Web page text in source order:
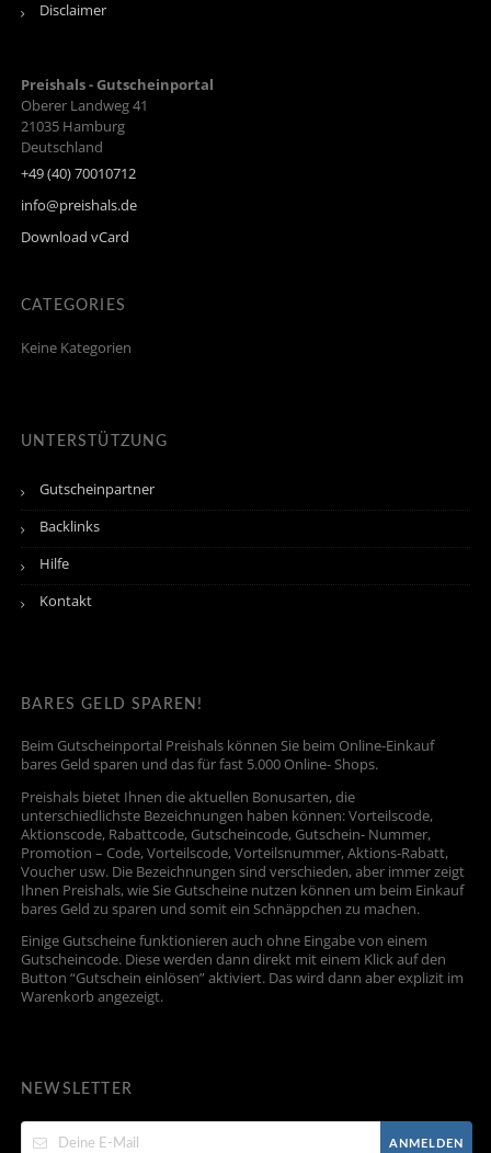
Disclaimer
Preishals - Gutscheinportal
Oberer Landweg 41
21035 Hamburg
Deutschland
+49 (40) 70010712
info@preishals.de
Download vCard
CATEGORIES
Keine Kategorien
UNTERSTÜTZUNG
Gutscheinpartner
Backlinks
Hilfe
Kontakt
BARES GELD SPAREN!
Beim Gutscheinportal Preishals können Sie beim Online-Einkauf
bares Geld sparen und das für fast 5.000 Online- Shops.
Preishals bietet Ihnen die aktuellen Bonusarten, die
unterschiedlichste Bezeichnungen haben können: Vorteilscode,
Aktionscode, Rabattcode, Gutscheincode, Gutschein- Nummer,
Promotion – Code, Vorteilscode, Vorteilsnummer, Aktions-Rabatt,
Voucher usw. Die Bezeichnungen sind verschieden, aber immer zeigt
Ihnen Preishals, wie Sie Gutscheine nutzen können um beim Einkauf
bares Geld zu sparen und somit ein Schnäppchen zu machen.
Einige Gutscheine funktionieren auch ohne Eingabe von einem
Gutscheincode. Diese werden dann direkt mit einem Klick auf den
Button “Gutschein einlösen” aktiviert. Das wird dann aber explizit im
Warenkorb angezeigt.
NEWSLETTER
ANMELDEN